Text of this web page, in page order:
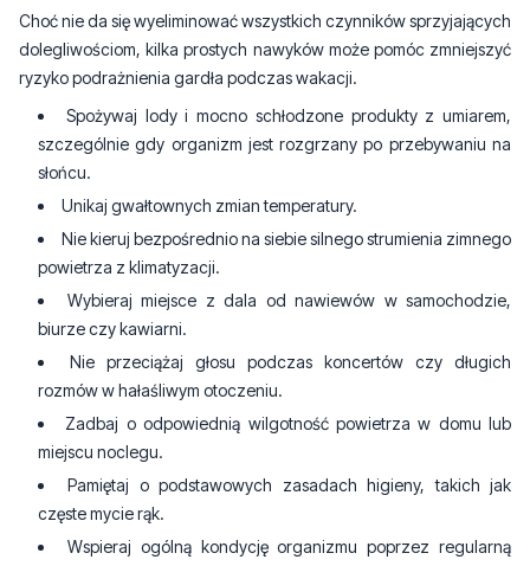
Choć nie da się wyeliminować wszystkich czynników sprzyjających
dolegliwościom, kilka prostych nawyków może pomóc zmniejszyć
ryzyko podrażnienia gardła podczas wakacji.
Spożywaj lody i mocno schłodzone produkty z umiarem,
szczególnie gdy organizm jest rozgrzany po przebywaniu na
słońcu.
Unikaj gwałtownych zmian temperatury.
Nie kieruj bezpośrednio na siebie silnego strumienia zimnego
powietrza z klimatyzacji.
Wybieraj miejsce z dala od nawiewów w samochodzie,
biurze czy kawiarni.
Nie przeciążaj głosu podczas koncertów czy długich
rozmów w hałaśliwym otoczeniu.
Zadbaj o odpowiednią wilgotność powietrza w domu lub
miejscu noclegu.
Pamiętaj o podstawowych zasadach higieny, takich jak
częste mycie rąk.
Wspieraj ogólną kondycję organizmu poprzez regularną